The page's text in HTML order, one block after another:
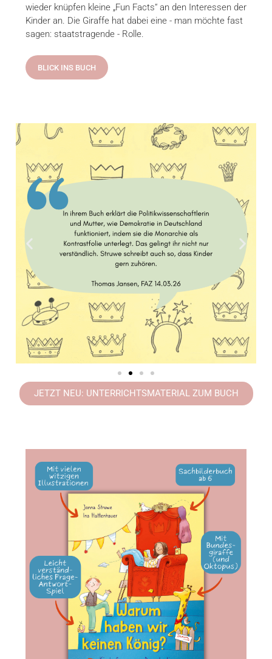
wieder knüpfen kleine „Fun Facts“ an den Interessen der
Kinder an. Die Giraffe hat dabei eine - man möchte fast
sagen: staatstragende - Rolle.
BLICK INS BUCH
JETZT NEU: UNTERRICHTSMATERIAL ZUM BUCH